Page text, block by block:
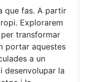
que fas. A partir
Explorarem
transformar
portar aquestes
a un
desenvolupar la